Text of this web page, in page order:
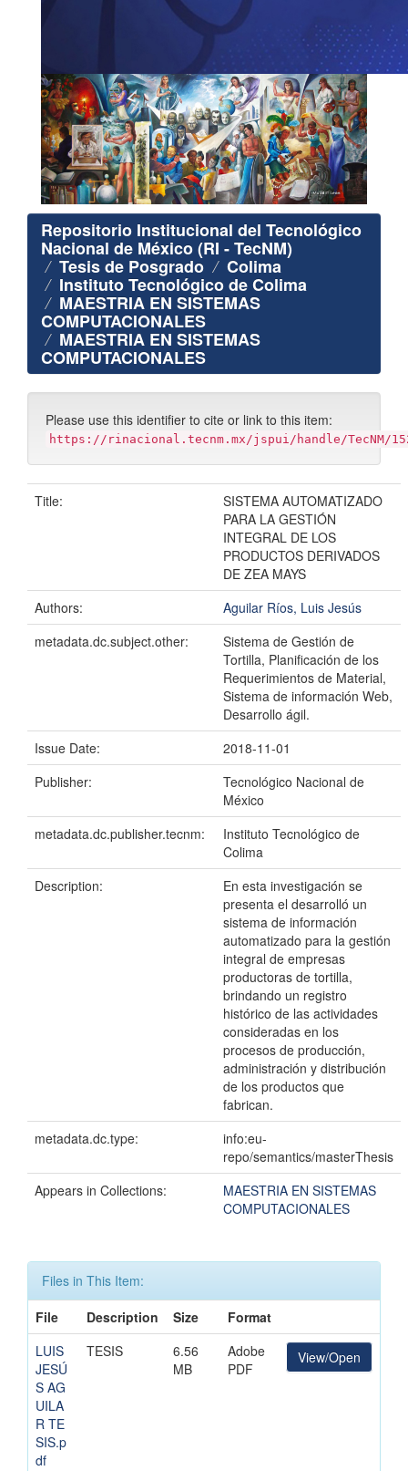
Repositorio Institucional del Tecnológico
Nacional de México (RI - TecNM)
Tesis de Posgrado Colima
Instituto Tecnológico de Colima
MAESTRIA EN SISTEMAS
COMPUTACIONALES
MAESTRIA EN SISTEMAS
COMPUTACIONALES
Please use this identifier to cite or link to this item:
https://rinacional.tecnm.mx/jspui/handle/TecNM/
Title:
SISTEMA AUTOMATIZADO
PARA LA GESTIÓN
INTEGRAL DE LOS
PRODUCTOS DERIVADOS
DE ZEA MAYS
Authors:
Aguilar Ríos, Luis Jesús
metadata.dc.subject.other:
Sistema de Gestión de
Tortilla, Planificación de los
Requerimientos de Material,
Sistema de información Web,
Desarrollo ágil.
Issue Date:
2018-11-01
Publisher:
Tecnológico Nacional de
México
metadata.dc.publisher.tecnm:
Instituto Tecnológico de
Colima
Description:
En esta investigación se
presenta el desarrolló un
sistema de información
automatizado para la gestión
integral de empresas
productoras de tortilla,
brindando un registro
histórico de las actividades
consideradas en los
procesos de producción,
administración y distribución
de los productos que
fabrican.
metadata.dc.type:
info:eu-
repo/semantics/masterThesis
Appears in Collections:
MAESTRIA EN SISTEMAS
COMPUTACIONALES
Files in This Item:
File
Description Size
Format
LUIS
JESÚ
S AG
UILA
R TE
SIS.p
df
TESIS
6.56
MB
Adobe
PDF
View/Open